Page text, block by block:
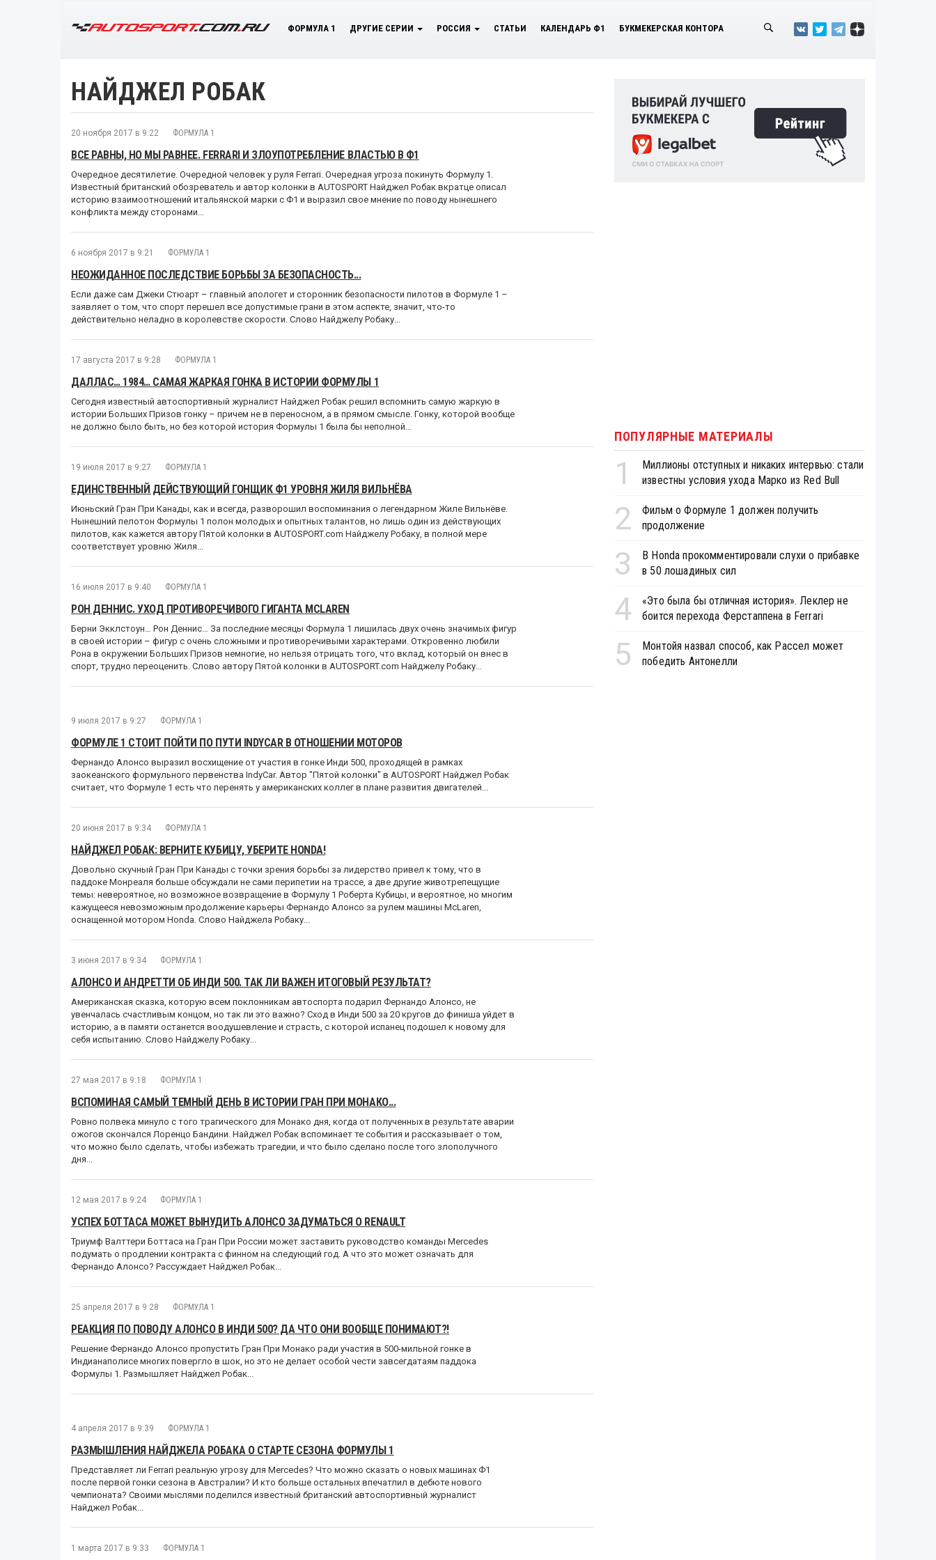
ФОРМУЛА 1 ДРУГИЕ СЕРИИ РОССИЯ СТАТЬИ КАЛЕНДАРЬ Ф1 БУКМЕКЕРСКАЯ КОНТОРА
НАЙДЖЕЛ РОБАК
20 ноября 2017 в 9:22 ФОРМУЛА 1
ВСЕ РАВНЫ, НО МЫ РАВНЕЕ. FERRARI И ЗЛОУПОТРЕБЛЕНИЕ ВЛАСТЬЮ В Ф1
Очередное десятилетие. Очередной человек у руля Ferrari. Очередная угроза покинуть Формулу 1.
Известный британский обозреватель и автор колонки в AUTOSPORT Найджел Робак вкратце описал
историю взаимоотношений итальянской марки с Ф1 и выразил свое мнение по поводу нынешнего
конфликта между сторонами...
6 ноября 2017 в 9:21 ФОРМУЛА 1
НЕОЖИДАННОЕ ПОСЛЕДСТВИЕ БОРЬБЫ ЗА БЕЗОПАСНОСТЬ...
Если даже сам Джеки Стюарт – главный апологет и сторонник безопасности пилотов в Формуле 1 –
заявляет о том, что спорт перешел все допустимые грани в этом аспекте, значит, что-то
действительно неладно в королевстве скорости. Слово Найджелу Робаку...
17 августа 2017 в 9:28 ФОРМУЛА 1
ДАЛЛАС… 1984… САМАЯ ЖАРКАЯ ГОНКА В ИСТОРИИ ФОРМУЛЫ 1
Сегодня известный автоспортивный журналист Найджел Робак решил вспомнить самую жаркую в
истории Больших Призов гонку – причем не в переносном, а в прямом смысле. Гонку, которой вообще
не должно было быть, но без которой история Формулы 1 была бы неполной...
19 июля 2017 в 9:27 ФОРМУЛА 1
ЕДИНСТВЕННЫЙ ДЕЙСТВУЮЩИЙ ГОНЩИК Ф1 УРОВНЯ ЖИЛЯ ВИЛЬНЁВА
Июньский Гран При Канады, как и всегда, разворошил воспоминания о легендарном Жиле Вильнёве.
Нынешний пелотон Формулы 1 полон молодых и опытных талантов, но лишь один из действующих
пилотов, как кажется автору Пятой колонки в AUTOSPORT.com Найджелу Робаку, в полной мере
соответствует уровню Жиля...
16 июля 2017 в 9:40 ФОРМУЛА 1
РОН ДЕННИС. УХОД ПРОТИВОРЕЧИВОГО ГИГАНТА MCLAREN
Берни Экклстоун… Рон Деннис… За последние месяцы Формула 1 лишилась двух очень значимых фигур
в своей истории – фигур с очень сложными и противоречивыми характерами. Откровенно любили
Рона в окружении Больших Призов немногие, но нельзя отрицать того, что вклад, который он внес в
спорт, трудно переоценить. Слово автору Пятой колонки в AUTOSPORT.com Найджелу Робаку...
9 июля 2017 в 9:27 ФОРМУЛА 1
ФОРМУЛЕ 1 СТОИТ ПОЙТИ ПО ПУТИ INDYCAR В ОТНОШЕНИИ МОТОРОВ
Фернандо Алонсо выразил восхищение от участия в гонке Инди 500, проходящей в рамках
заокеанского формульного первенства IndyCar. Автор "Пятой колонки" в AUTOSPORT Найджел Робак
считает, что Формуле 1 есть что перенять у американских коллег в плане развития двигателей...
20 июня 2017 в 9:34 ФОРМУЛА 1
НАЙДЖЕЛ РОБАК: ВЕРНИТЕ КУБИЦУ, УБЕРИТЕ HONDA!
Довольно скучный Гран При Канады с точки зрения борьбы за лидерство привел к тому, что в
паддоке Монреаля больше обсуждали не сами перипетии на трассе, а две другие животрепещущие
темы: невероятное, но возможное возвращение в Формулу 1 Роберта Кубицы, и вероятное, но многим
кажущееся невозможным продолжение карьеры Фернандо Алонсо за рулем машины McLaren,
оснащенной мотором Honda. Слово Найджела Робаку...
3 июня 2017 в 9:34 ФОРМУЛА 1
АЛОНСО И АНДРЕТТИ ОБ ИНДИ 500. ТАК ЛИ ВАЖЕН ИТОГОВЫЙ РЕЗУЛЬТАТ?
Американская сказка, которую всем поклонникам автоспорта подарил Фернандо Алонсо, не
увенчалась счастливым концом, но так ли это важно? Сход в Инди 500 за 20 кругов до финиша уйдет в
историю, а в памяти останется воодушевление и страсть, с которой испанец подошел к новому для
себя испытанию. Слово Найджелу Робаку...
27 мая 2017 в 9:18 ФОРМУЛА 1
ВСПОМИНАЯ САМЫЙ ТЕМНЫЙ ДЕНЬ В ИСТОРИИ ГРАН ПРИ МОНАКО...
Ровно полвека минуло с того трагического для Монако дня, когда от полученных в результате аварии
ожогов скончался Лоренцо Бандини. Найджел Робак вспоминает те события и рассказывает о том,
что можно было сделать, чтобы избежать трагедии, и что было сделано после того злополучного
дня...
12 мая 2017 в 9:24 ФОРМУЛА 1
УСПЕХ БОТТАСА МОЖЕТ ВЫНУДИТЬ АЛОНСО ЗАДУМАТЬСЯ О RENAULT
Триумф Валттери Боттаса на Гран При России может заставить руководство команды Mercedes
подумать о продлении контракта с финном на следующий год. А что это может означать для
Фернандо Алонсо? Рассуждает Найджел Робак...
25 апреля 2017 в 9:28 ФОРМУЛА 1
РЕАКЦИЯ ПО ПОВОДУ АЛОНСО В ИНДИ 500? ДА ЧТО ОНИ ВООБЩЕ ПОНИМАЮТ?!
Решение Фернандо Алонсо пропустить Гран При Монако ради участия в 500-мильной гонке в
Индианаполисе многих повергло в шок, но это не делает особой чести завсегдатаям паддока
Формулы 1. Размышляет Найджел Робак...
4 апреля 2017 в 9:39 ФОРМУЛА 1
РАЗМЫШЛЕНИЯ НАЙДЖЕЛА РОБАКА О СТАРТЕ СЕЗОНА ФОРМУЛЫ 1
Представляет ли Ferrari реальную угрозу для Mercedes? Что можно сказать о новых машинах Ф1
после первой гонки сезона в Австралии? И кто больше остальных впечатлил в дебюте нового
чемпионата? Своими мыслями поделился известный британский автоспортивный журналист
Найджел Робак...
1 марта 2017 в 9:33 ФОРМУЛА 1
ПОПУЛЯРНЫЕ МАТЕРИАЛЫ
1
Миллионы отступных и никаких интервью: стали
известны условия ухода Марко из Red Bull
2
Фильм о Формуле 1 должен получить
продолжение
3
В Honda прокомментировали слухи о прибавке
в 50 лошадиных сил
4
«Это была бы отличная история». Леклер не
боится перехода Ферстаппена в Ferrari
5
Монтойя назвал способ, как Рассел может
победить Антонелли